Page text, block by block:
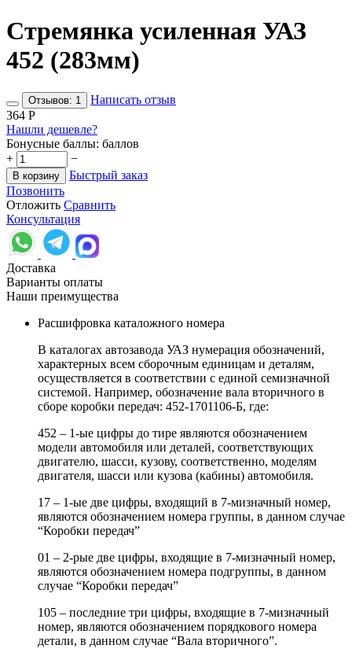
Стремянка усиленная УАЗ
452 (283мм)
Отзывов: 1
Написать отзыв
‍364‍ Р
Нашли дешевле?
Бонусные баллы: баллов
+
−
В корзину
Быстрый заказ
Позвонить
Отложить Сравнить
Консультация
Доставка
Варианты оплаты
Наши преимущества
Расшифровка каталожного номера
В каталогах автозавода УАЗ нумерация обозначений,
характерных всем сборочным единицам и деталям,
осуществляется в соответствии с единой семизначной
системой. Например, обозначение вала вторичного в
сборе коробки передач: 452-1701106-Б, где:
452 – 1-ые цифры до тире являются обозначением
модели автомобиля или деталей, соответствующих
двигателю, шасси, кузову, соответственно, моделям
двигателя, шасси или кузова (кабины) автомобиля.
17 – 1-ые две цифры, входящий в 7-мизначный номер,
являются обозначением номера группы, в данном случае
“Коробки передач”
01 – 2-рые две цифры, входящие в 7-мизначный номер,
являются обозначением номера подгруппы, в данном
случае “Коробки передач”
105 – последние три цифры, входящие в 7-мизначный
номер, являются обозначением порядкового номера
детали, в данном случае “Вала вторичного”.